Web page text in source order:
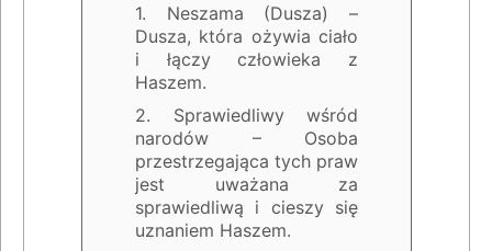
1. Neszama (Dusza) –
Dusza, która ożywia ciało
i łączy człowieka z
Haszem.
2. Sprawiedliwy wśród
narodów – Osoba
przestrzegająca tych praw
jest uważana za
sprawiedliwą i cieszy się
uznaniem Haszem.